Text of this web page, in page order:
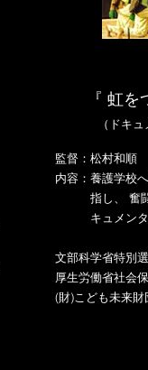
『 虹
（ドキ
監督：松村和順
内容：養護学校
指し、 奮闘
キュメンタ
文部科学省特別
厚生労働省社会
(財)こども未来